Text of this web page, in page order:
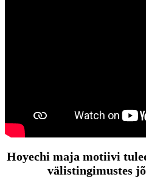
Hoyechi maja motiivi
välistingimustes